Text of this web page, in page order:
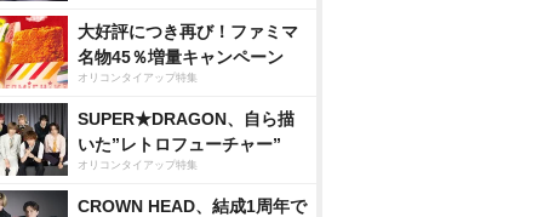
大好評につき再び！ファミマ
名物45％増量キャンペーン
オリコンタイアップ特集
SUPER★DRAGON、自ら描
いた”レトロフューチャー”
オリコンタイアップ特集
CROWN HEAD、結成1周年で